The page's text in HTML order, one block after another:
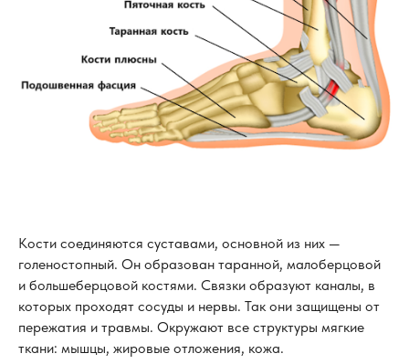
Кости соединяются суставами, основной из них —
голеностопный. Он образован таранной, малоберцовой
и большеберцовой костями. Связки образуют каналы, в
которых проходят сосуды и нервы. Так они защищены от
пережатия и травмы. Окружают все структуры мягкие
ткани: мышцы, жировые отложения, кожа.